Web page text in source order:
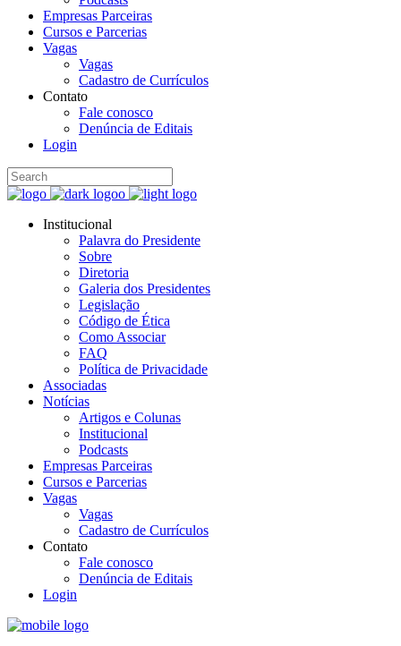
Empresas Parceiras
Cursos e Parcerias
Vagas
Vagas
Cadastro de Currículos
Contato
Fale conosco
Denúncia de Editais
Login
Institucional
Palavra do Presidente
Sobre
Diretoria
Galeria dos Presidentes
Legislação
Código de Ética
Como Associar
FAQ
Política de Privacidade
Associadas
Notícias
Artigos e Colunas
Institucional
Podcasts
Empresas Parceiras
Cursos e Parcerias
Vagas
Vagas
Cadastro de Currículos
Contato
Fale conosco
Denúncia de Editais
Login